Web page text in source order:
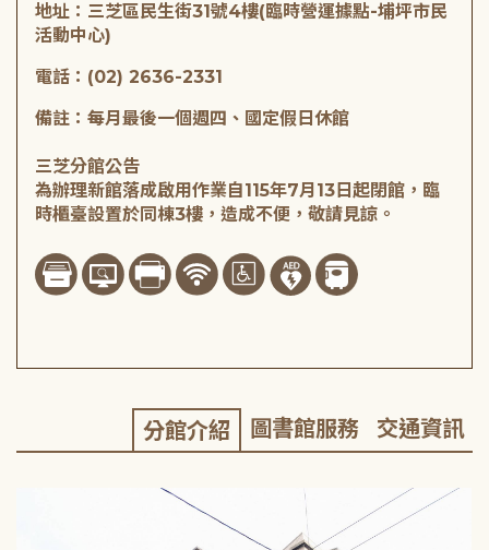
地址：三芝區民生街31號4樓(臨時營運據點-埔坪市民
活動中心)
電話：(02) 2636-2331
備註：每月最後一個週四、國定假日休館
三芝分館公告
為辦理新館落成啟用作業自115年7月13日起閉館，臨
時櫃臺設置於同棟3樓，造成不便，敬請見諒。
分館介紹 圖書館服務 交通資訊